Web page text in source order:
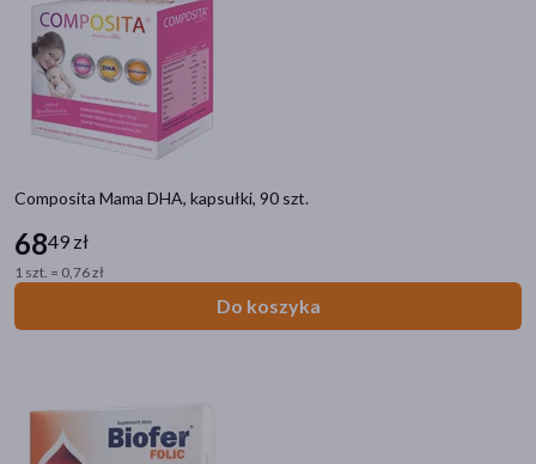
Composita Mama DHA, kapsułki, 90 szt.
6849 zł
1 szt. = 0,76 zł
Do koszyka